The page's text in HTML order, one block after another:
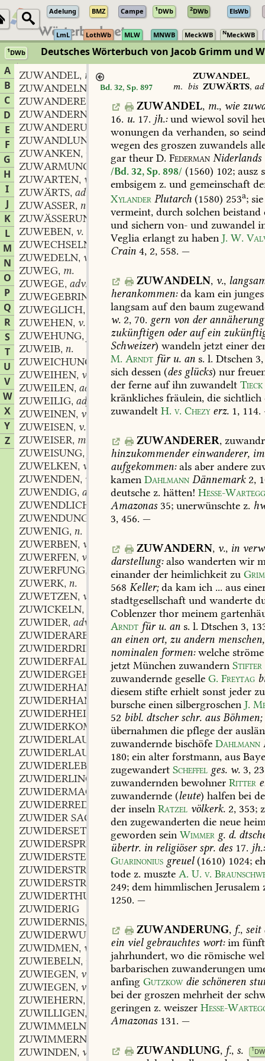
Adelung BMZ Campe 1DWb 2DWb ElsWb
LmL LothWb MLW MNWB MeckWB NMeckWB
1DWb Deutsches Wörterbuch von Jacob Grimm und
A
B
C
D
E
F
G
H
I
J
K
L
M
N
O
P
Q
R
S
T
U
V
W
X
Y
Z
ZUWANDEL, m.
ZUWANDELN
ZUWANDERER
ZUWANDERN
ZUWANDERUNG
ZUWANDLUNG
ZUWANKEN, v.
ZUWARMUNG
ZUWARTEN, v.
ZUWÄRTS, adv.
ZUWASSER, n.
ZUWÄSSERUNG
ZUWEBEN, v.
ZUWECHSELN
ZUWEDELN, v.
ZUWEG, m.
ZUWEGE, adv.
ZUWEGEBRINGUNG,f.
ZUWEGLICH,
ZUWEHEN, v.
ZUWEHUNG,
ZUWEIB, n.
ZUWEICHUNG
ZUWEIHEN, v.
ZUWEILEN, adv.
ZUWEILIG, adj.
ZUWEINEN, v.
ZUWEISEN, v.
ZUWEISER, m.
ZUWEISUNG,
ZUWELKEN, v.
ZUWENDEN, v.
ZUWENDIG, adj.
ZUWENDLICH
ZUWENDUNG
ZUWENIG, n.
ZUWERBEN, v.
ZUWERFEN, v.
ZUWERFUNG,
ZUWERK, n.
ZUWETZEN, v.
ZUWICKELN,
ZUWIDER, adv.
ZUWIDERARBEITEN, v.
ZUWIDERDRINGUNG,f.
ZUWIDERFALLEN
v.
ZUWIDERGEHEN
v.
ZUWIDERHANDELN v.
ZUWIDERHANDLUNG
ZUWIDERHEIRATEN v.
ZUWIDERKOMMEN, v.
ZUWIDERLAUFEN
v.
ZUWIDERLAUTEN
, v.
ZUWIDERLEBEN
v.
ZUWIDERLING
ZUWIDERMACHEN v.
ZUWIDERREDEN
v.
ZUWIDER SAGEN
v.
ZUWIDERSETZEN
v.
ZUWIDERSPRECHEN ,v.
ZUWIDERSTELLEN,v.
ZUWIDERSTREBEN v.
ZUWIDERSTREITEN ,v.
ZUWIDERTHUN
ZUWIDERIG
ZUWIDERNIS,
ZUWIDERWURZ
ZUWIDMEN, v.
ZUWIEBELN, v.
ZUWIEGEN, v.
ZUWIEGEN, v.
ZUWIEHERN,
ZUWILLIGEN,
ZUWIMMELN
ZUWIMMERN
ZUWINDEN, v.
Bd. 32, Sp. 897
ZUWANDEL,
m. bis ZUWÄRTS,
ZUWANDEL, m., wie
16. u. 17. jh.:und wiewol sovil
wonungen da verhanden, so
wegen des groszen zuwandels
gar theur D. Federman Niderlands
/Bd. 32, Sp. 898/ (1560) 102; ausz
embsigem z. und gemeinschaft
Xylander Plutarch (1580) 253a; sie
vermeint, durch solchen beistand
und sichern von- und zuwandel
Veglia erlangt zu haben J. W.
Crain 4, 2, 558. —
ZUWANDELN, v.,
herankommen:da kam ein junges
langsam aufden baum
w. 2, 70. gern von derannäherung
zukünftigen oderaufein
Schweizer) wandeln jetzt einer
M. Arndt füru. an s. l. Dtschen 3,
sich dessen (des glücks) nur
der ferne aufihn zuwandelt Tieck
kränkliches fräulein, die sichtlich
zuwandelt H. v. Chezy erz. 1, 114.
ZUWANDERER,
hinzukommendereinwanderer, im
aufgekommen:als aber andere
kamen Dahlmann Dännemark 2,
deutsche z. hätten! Hesse-
Amazonas 35; unerwünschte z.
3, 456. —
ZUWANDERN, v., in
darstellung:also wanderten wir
einander der heimlichkeit zu
568 Keller;da kam ich ... aus
stadtgesellschaft und wanderte
Coblenzer thor meinem
Arndt füru. an s. l. Dtschen 3,
an einen ort, zu andern menschen,
nominalen formen:welche ströme
jetzt München zuwandern Stifter
zuwandernde geselle G. Freytag
diesem stifte erhielt sonst jeder
bursche einen silbergroschen J.
52 bibl. dtscherschr. aus Böhmen;
übernahmen die pflege der
zuwandernde bischöfe Dahlmann
180; ein alter forstmann, aus
zugewandert Scheffel ges. w. 3,
zuwandernden bewohner Ritter
zuwandernde (leute) halfen bei
der inseln Ratzel völkerk. 2, 353;
den zugewanderten die neue
geworden sein Wimmer g. d.
übertr. in religiöserspr. des 17. jh.:
Guarinonius greuel (1610) 1024;
tode z. muszte A. U. v.
249; dem himmlischen Jerusalem
1250. —
ZUWANDERUNG, f., seit
ein vielgebrauchtes wort:im
jahrhundert, wo die römische
barbarischen zuwanderungen
anfing Gutzkow die schöneren
bei der groszen mehrheit der
geringen z. weiszer Hesse-
Amazonas 131. —
ZUWANDLUNG, f., s. 1